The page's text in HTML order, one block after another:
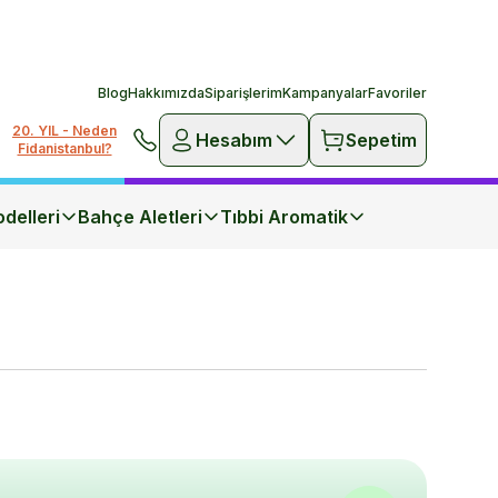
BlogHakkımızdaSiparişlerimKampanyalarFavoriler
20. YIL - Neden
Fidanistanbul?
Hesabım Sepetim
Bahçe Aletleri Tıbbi Aromatik